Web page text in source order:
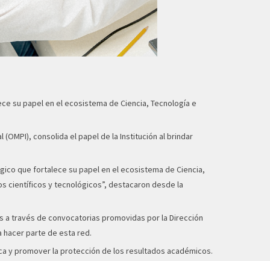
su papel en el ecosistema de Ciencia, Tecnología e
consolida el papel de la Institución al brindar
que fortalece su papel en el ecosistema de Ciencia,
científicos y tecnológicos”, destacaron desde la
través de convocatorias promovidas por la Dirección
hacer parte de esta red.
y promover la protección de los resultados académicos.